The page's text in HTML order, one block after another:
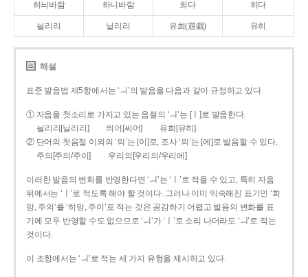
하늬바람 하니바람 희다 히다
늴리리 닐리리 유희(遊戱) 유히
해설
표준 발음법 제5항에서는 ‘ㅢ’의 발음을 다음과 같이 규정하고 있다.
① 자음을 첫소리로 가지고 있는 음절의 ‘ㅢ’는 [ㅣ]로 발음한다.
늴리리[닐리리]
씌어[씨어]
유희[유히]
② 단어의 첫음절 이외의 ‘의’는 [이]로, 조사 ‘의’는 [에]로 발음할 수 있다.
주의[주의/주이]
우리의[우리의/우리에]
이러한 발음의 변화를 반영한다면 ‘ㅢ’는 ‘ㅣ’로 적을 수 있고, 특히 자음
뒤에서는 ‘ㅣ’로 적도록 해야 할 것이다. 그러나 이미 익숙해진 표기인 ‘희
망, 주의’를 ‘히망, 주이’로 적는 것은 공감하기 어렵고 발음의 변화를 표
기에 모두 반영할 수도 없으므로 ‘ㅢ’가 ‘ㅣ’로 소리 나더라도 ‘ㅢ’로 적는
것이다.
이 조항에서는 ‘ㅢ’로 적는 세 가지 유형을 제시하고 있다.